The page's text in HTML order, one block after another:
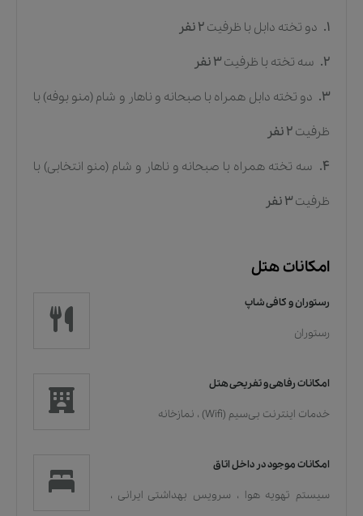
1. دو تخته دابل با ظرفیت 2 نفر
2. سه تخته با ظرفیت 3 نفر
3. دو تخته دابل همراه با صبحانه و ناهار و شام (منو بوفه) با
ظرفیت 2 نفر
4. سه تخته همراه با صبحانه و ناهار و شام (منو انتخابی) با
ظرفیت 3 نفر
امکانات هتل
رستوران و کافی شاپ
رستوران
امکانات رفاهی و تفریحی هتل
خدمات اينترنت بی‌سیم (Wifi) ، نمازخانه
امکانات موجود در داخل اتاق
سیستم تهویه هوا ، سرویس بهداشتی ایرانی ،